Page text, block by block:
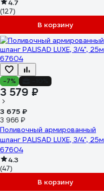
4.7
(127)
В корзину
-7%
3 579 ₽
3 675 ₽
3 966 ₽
Поливочный армированный
шланг PALISAD LUXE, 3/4", 25м
67604
4.3
(47)
В корзину